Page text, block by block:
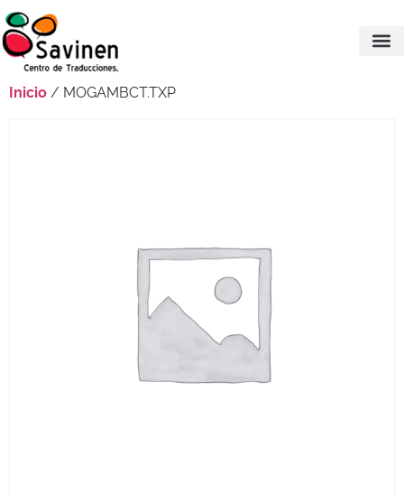
Inicio / MOGAMBCT.TXP